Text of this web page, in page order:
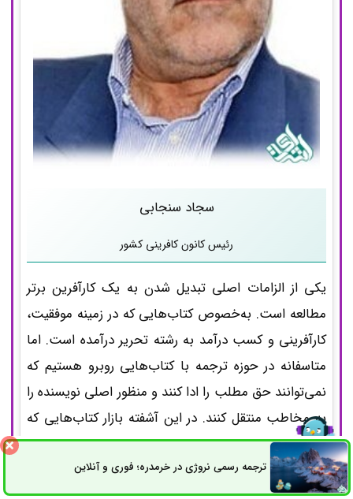
سجاد سنجابی
رئیس کانون کافرینی کشور
یکی از الزامات اصلی تبدیل شدن به یک کارآفرین برتر
مطالعه است. به‌خصوص کتاب‌هایی که در زمینه موفقیت،
کارآفرینی و کسب درآمد به رشته تحریر درآمده است. اما
متاسفانه در حوزه ترجمه با کتاب‌هایی روبرو هستیم که
نمی‌توانند حق مطلب را ادا کنند و منظور اصلی نویسنده را
به مخاطب منتقل کنند. در این آشفته بازار کتاب‌هایی که
توسط شبکه مترجمین اشراق ترجمه شده است، با اختلاف
نسبت به سایر ترجمه‌ها، از کیفیت بالایی برخوردار است و
ترجمه رسمی نروژی در خرمدره؛ فوری و آنلاینثبت سفارش راه های ارتباطی